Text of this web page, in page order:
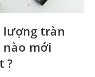
lượng tràn
nào mới
?